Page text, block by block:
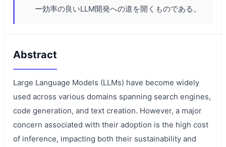
ー効率の良いLLM開発への道を開くものである。
Abstract
Large Language Models (LLMs) have become widely
used across various domains spanning search engines,
code generation, and text creation. However, a major
concern associated with their adoption is the high cost
of inference, impacting both their sustainability and